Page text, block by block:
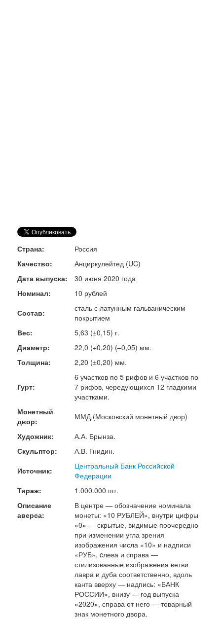
Страна:
Россия
Качество:
Анциркулейтед (UC)
Дата выпуска:
30 июня 2020 года
Номинал:
10 рублей
Состав:
сталь с латунным гальваническим
покрытием
Вес:
5,63 (±0,15) г.
Диаметр:
22,0 (+0,20) (–0,05) мм.
Толщина:
2,20 (±0,20) мм.
Гурт:
6 участков по 5 рифов и 6 участков по
7 рифов, чередующихся 12 гладкими
участками.
Монетный
двор:
ММД (Московский монетный двор)
Художник:
А.А. Брынза.
Скульптор:
А.В. Гнидин.
Источник:
Центральный Банк Российской
Федерации
Тираж:
1.000.000 шт.
Описание
аверса:
В центре — обозначение номинала
монеты: «10 РУБЛЕЙ», внутри цифры
«0» — скрытые, видимые поочередно
при изменении угла зрения
изображения числа «10» и надписи
«РУБ», cлева и справа —
стилизованные изображения ветви
лавра и дуба соответственно, вдоль
канта вверху — надпись: «БАНК
РОССИИ», внизу — год выпуска
«2020», справа от него — товарный
знак монетного двора.